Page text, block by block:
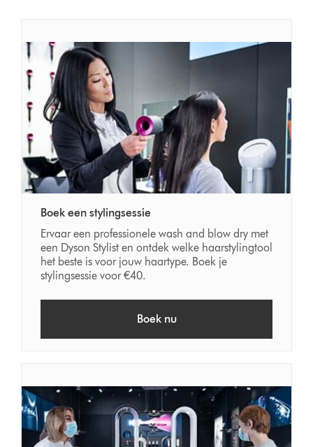
Boek een stylingsessie
Ervaar een professionele wash and blow dry met
een Dyson Stylist en ontdek welke haarstylingtool
het beste is voor jouw haartype. Boek je
stylingsessie voor €40.
Boek nu